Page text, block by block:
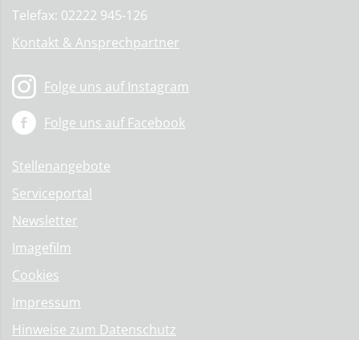
Telefax: 02222 945-126
Kontakt & Ansprechpartner
Folge uns auf Instagram
Folge uns auf Facebook
Stellenangebote
Serviceportal
Newsletter
Imagefilm
Cookies
Impressum
Hinweise zum Datenschutz